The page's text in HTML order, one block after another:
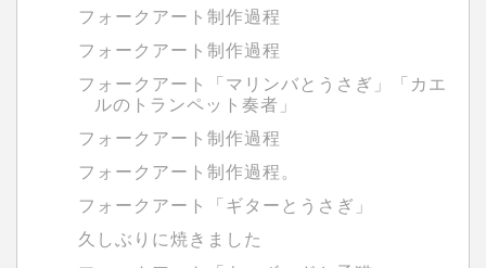
フォークアート制作過程
フォークアート制作過程
フォークアート「マリンバとうさぎ」「カエ
ルのトランペット奏者」
フォークアート制作過程
フォークアート制作過程。
フォークアート「ギターとうさぎ」
久しぶりに焼きました